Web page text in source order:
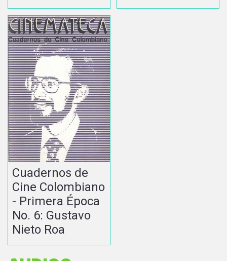
Cuadernos de
Cine Colombiano
- Primera Época
No. 6: Gustavo
Nieto Roa